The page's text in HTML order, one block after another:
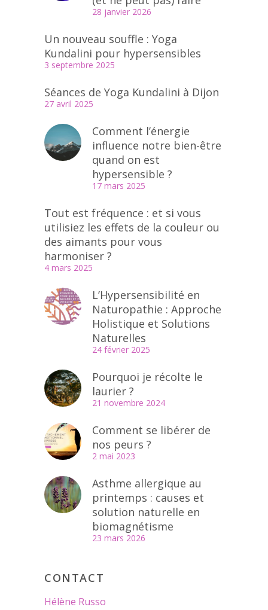
28 janvier 2026
Un nouveau souffle : Yoga
Kundalini pour hypersensibles
3 septembre 2025
Séances de Yoga Kundalini à Dijon
27 avril 2025
Comment l’énergie
influence notre bien-être
quand on est
hypersensible ?
17 mars 2025
Tout est fréquence : et si vous
utilisiez les effets de la couleur ou
des aimants pour vous
harmoniser ?
4 mars 2025
L’Hypersensibilité en
Naturopathie : Approche
Holistique et Solutions
Naturelles
24 février 2025
Pourquoi je récolte le
laurier ?
21 novembre 2024
Comment se libérer de
nos peurs ?
2 mai 2023
Asthme allergique au
printemps : causes et
solution naturelle en
biomagnétisme
23 mars 2026
CONTACT
Hélène Russo